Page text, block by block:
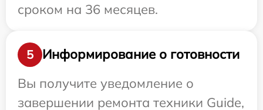
сроком на 36 месяцев.
5
Информирование о готовности
Вы получите уведомление о
завершении ремонта техники Guide,